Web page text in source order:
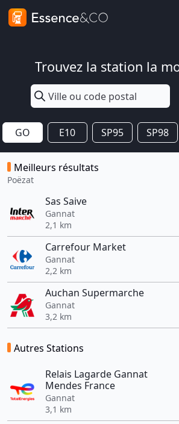
Trouvez la station la
GO E10 SP95 SP98
Meilleurs résultats
Poëzat
Sas Saive
Gannat
2,1 km
Carrefour Market
Gannat
2,2 km
Auchan Supermarche
Gannat
3,2 km
Autres Stations
Relais Lagarde Gannat
Mendes France
Gannat
3,1 km